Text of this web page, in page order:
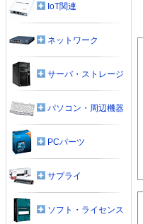
IoT関連
ネットワーク
サーバ・ストレージ
パソコン・周辺機器
PCパーツ
サプライ
ソフト・ライセンス